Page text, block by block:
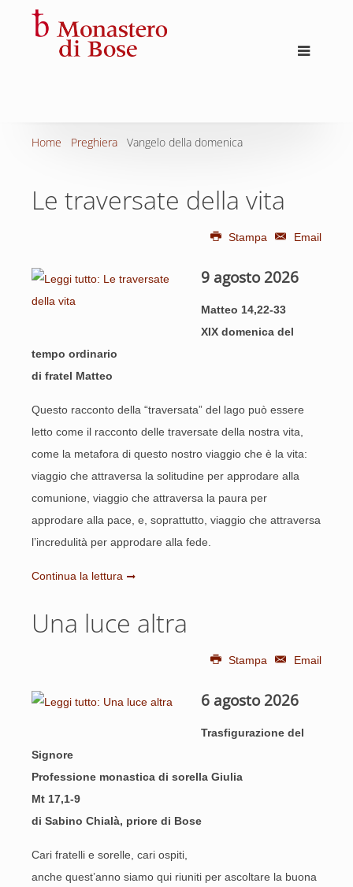
Home Preghiera Vangelo della domenica
Le traversate della vita
Stampa Email
9 agosto 2026
Matteo 14,22-33
XIX domenica del
tempo ordinario
di fratel Matteo
Questo racconto della “traversata” del lago può essere
letto come il racconto delle traversate della nostra vita,
come la metafora di questo nostro viaggio che è la vita:
viaggio che attraversa la solitudine per approdare alla
comunione, viaggio che attraversa la paura per
approdare alla pace, e, soprattutto, viaggio che attraversa
l’incredulità per approdare alla fede.
Continua la lettura
Una luce altra
Stampa Email
6 agosto 2026
Trasfigurazione del
Signore
Professione monastica di sorella Giulia
Mt 17,1-9
di Sabino Chialà, priore di Bose
Cari fratelli e sorelle, cari ospiti,
anche quest’anno siamo qui riuniti per ascoltare la buona